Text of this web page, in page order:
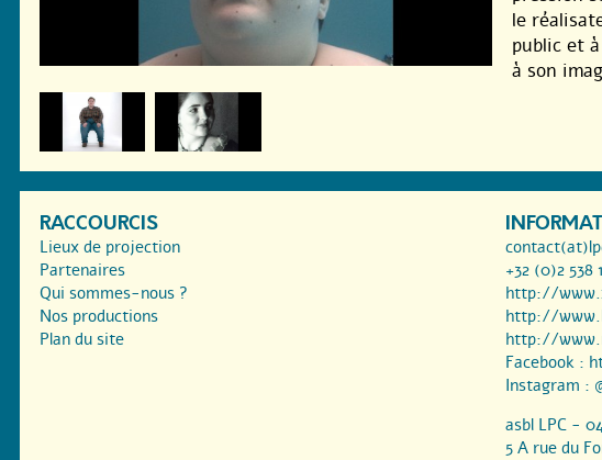
le
public et
à son
RACCOURCIS
Lieux de projection
Partenaires
Qui sommes-nous ?
Nos productions
Plan du site
+32 (0)2 538
http://
http://
http://
Facebook :
Instagram :
asbl LPC -
5 A rue du